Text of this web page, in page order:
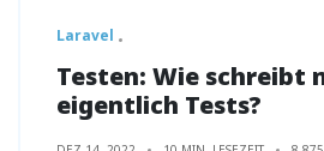
Laravel
Testen: Wie schreibt
eigentlich Tests?